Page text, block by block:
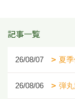
記事一覧
26/08/07 夏
26/08/06 弾